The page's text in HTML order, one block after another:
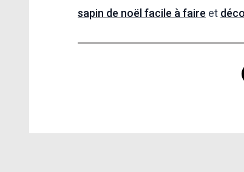
sapin de noël facile à faire et